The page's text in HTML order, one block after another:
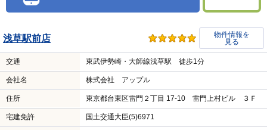
浅草駅前店
物件情報を
見る
交通 東武伊勢崎・大師線浅草駅 徒歩1分
会社名 株式会社 アップル
住所 東京都台東区雷門２丁目 17-10 雷門上村ビル ３Ｆ
宅建免許 国土交通大臣(5)6971